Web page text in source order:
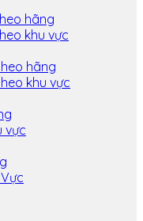
hãng
khu vực
hãng
khu vực
vực